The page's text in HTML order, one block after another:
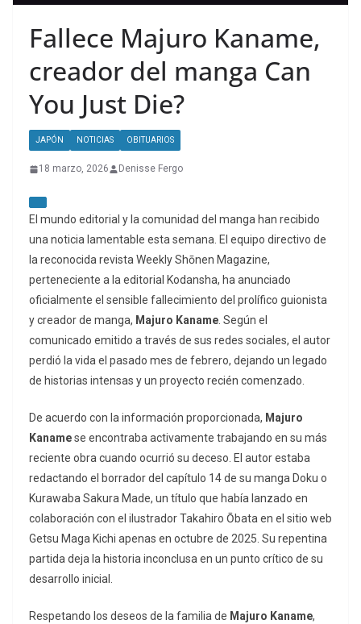
Fallece Majuro Kaname,
creador del manga Can
You Just Die?
JAPÓN NOTICIAS OBITUARIOS
18 marzo, 2026 Denisse Fergo
El mundo editorial y la comunidad del manga han recibido
una noticia lamentable esta semana. El equipo directivo de
la reconocida revista Weekly Shōnen Magazine,
perteneciente a la editorial Kodansha, ha anunciado
oficialmente el sensible fallecimiento del prolífico guionista
y creador de manga, Majuro Kaname . Según el
comunicado emitido a través de sus redes sociales, el autor
perdió la vida el pasado mes de febrero, dejando un legado
de historias intensas y un proyecto recién comenzado.
De acuerdo con la información proporcionada, Majuro
Kanamese encontraba activamente trabajando en su más
reciente obra cuando ocurrió su deceso. El autor estaba
redactando el borrador del capítulo 14 de su manga Doku o
Kurawaba Sakura Made, un título que había lanzado en
colaboración con el ilustrador Takahiro Ōbata en el sitio web
Getsu Maga Kichi apenas en octubre de 2025. Su repentina
partida deja la historia inconclusa en un punto crítico de su
desarrollo inicial.
Respetando los deseos de la familia de Majuro Kaname,